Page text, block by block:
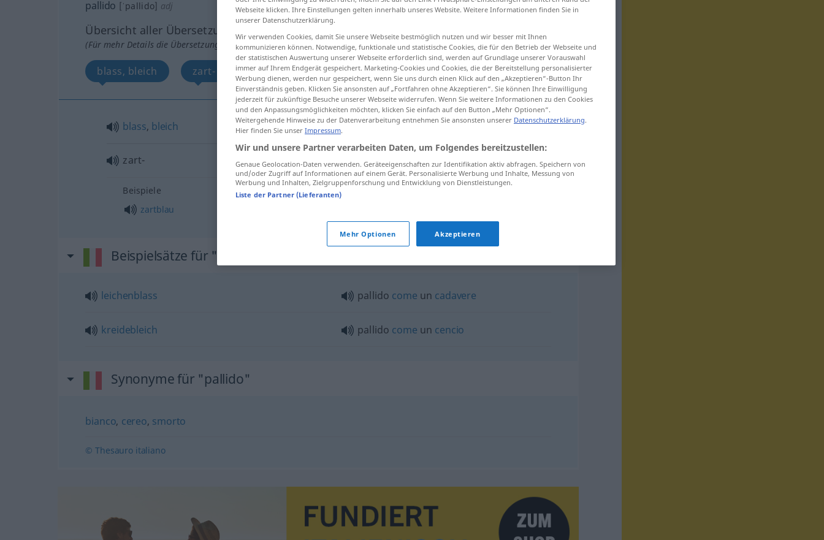
pallido [ˈpallido] adj
Übersicht aller Übersetzungen
(Für mehr Details die Übersetzung anklicken/antippen)
blass, bleich zart-
blass, bleich pallido
zart- pallido
Beispiele
zartblau
Beispielsätze für "pallido"
leichenblass pallido come un cadavere
kreidebleich pallido come un cencio
Synonyme für "pallido"
bianco, cereo, smorto
© Thesauro italiano
Webseite klicken. Ihre Einstellungen gelten innerhalb unseres Website. Weitere Informationen finden Sie in
unserer Datenschutzerklärung.
Wir verwenden Cookies, damit Sie unsere Webseite bestmöglich nutzen und wir besser mit Ihnen
kommunizieren können. Notwendige, funktionale und statistische Cookies, die für den Betrieb der Webseite und
der statistischen Auswertung unserer Webseite erforderlich sind, werden auf Grundlage unserer Vorauswahl
immer auf Ihrem Endgerät gespeichert. Marketing-Cookies und Cookies, die der Bereitstellung personalisierter
Werbung dienen, werden nur gespeichert, wenn Sie uns durch einen Klick auf den „Akzeptieren“-Button Ihr
Einverständnis geben. Klicken Sie ansonsten auf „Fortfahren ohne Akzeptieren“. Sie können Ihre Einwilligung
jederzeit für zukünftige Besuche unserer Webseite widerrufen. Wenn Sie weitere Informationen zu den Cookies
und den Anpassungsmöglichkeiten möchten, klicken Sie einfach auf den Button „Mehr Optionen“.
Weitergehende Hinweise zu der Datenverarbeitung entnehmen Sie ansonsten unserer Datenschutzerklärung.
Hier finden Sie unser Impressum.
Wir und unsere Partner verarbeiten Daten, um Folgendes bereitzustellen:
Genaue Geolocation-Daten verwenden. Geräteeigenschaften zur Identifikation aktiv abfragen. Speichern von
und/oder Zugriff auf Informationen auf einem Gerät. Personalisierte Werbung und Inhalte, Messung von
Werbung und Inhalten, Zielgruppenforschung und Entwicklung von Dienstleistungen.
Liste der Partner (Lieferanten)
Mehr Optionen Akzeptieren